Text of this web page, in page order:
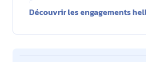
Découvrir les engagements